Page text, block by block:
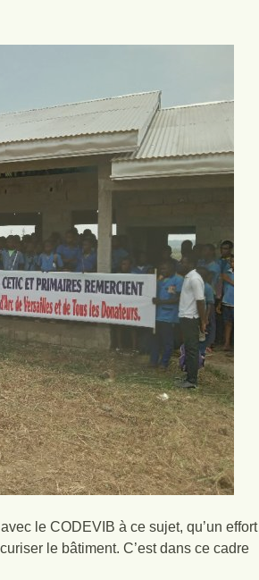
le CODEVIB à ce sujet, qu’un effort
le bâtiment. C’est dans ce cadre